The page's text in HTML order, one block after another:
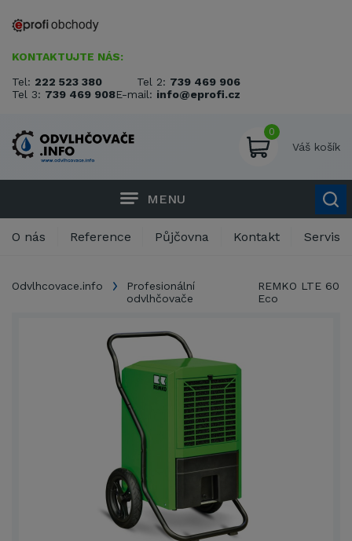
KONTAKTUJTE NÁS:
Tel: 222 523 380 Tel 2: 739 469 906
Tel 3: 739 469 908E-mail: info@eprofi.cz
0
Váš košík
MENU
O nás Reference Půjčovna Kontakt Servis
Odvlhcovace.info
Profesionální
odvlhčovače
REMKO LTE 60
Eco